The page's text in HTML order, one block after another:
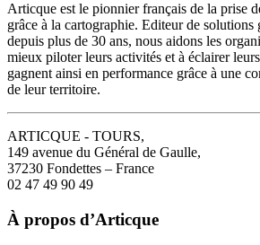
Articque est le pionnier français de la prise
grâce à la cartographie. Editeur de solutions
depuis plus de 30 ans, nous aidons les
mieux piloter leurs activités et à éclairer
gagnent ainsi en performance grâce à une
de leur territoire.
ARTICQUE - TOURS,
149 avenue du Général de Gaulle,
37230 Fondettes – France
02 47 49 90 49
À propos d’Articque